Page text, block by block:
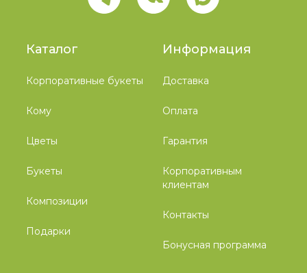
Каталог
Корпоративные букеты
Кому
Цветы
Букеты
Композиции
Подарки
Информация
Доставка
Оплата
Гарантия
Корпоративным
клиентам
Контакты
Бонусная программа